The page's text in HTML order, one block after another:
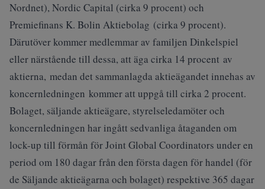
Nordnet), Nordic Capital (cirka 9 procent) och
Premiefinans K. Bolin Aktiebolag (cirka 9 procent).
Därutöver kommer medlemmar av familjen Dinkelspiel
eller närstående till dessa, att äga cirka 14 procent av
aktierna, medan det sammanlagda aktieägandet innehas av
koncernledningen kommer att uppgå till cirka 2 procent.
Bolaget, säljande aktieägare, styrelseledamöter och
koncernledningen har ingått sedvanliga åtaganden om
lock-up till förmån för Joint Global Coordinators under en
period om 180 dagar från den första dagen för handel (för
de Säljande aktieägarna och bolaget) respektive 365 dagar